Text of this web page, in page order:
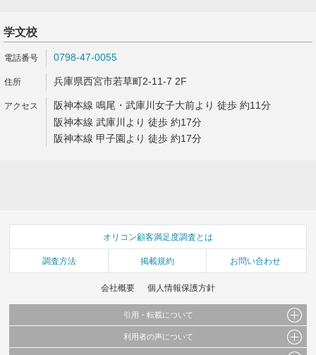
学文校
0798-47-0055
兵庫県西宮市若草町2-11-7 2F
阪神本線 鳴尾・武庫川女子大前より 徒歩 約11分
阪神本線 武庫川より 徒歩 約17分
阪神本線 甲子園より 徒歩 約17分
オリコン顧客満足度調査とは
調査方法 掲載規約 お問い合わせ
会社概要 個人情報保護方針
引用・転載について
当サイトで公開されている情報（文字、写真、イラスト、画像データ等）及びこれらの配
利用者の声について